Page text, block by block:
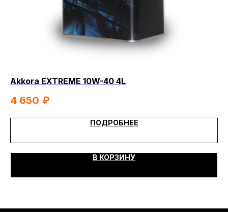
Akkora EXTREME 10W-40 4L
4 650 ₽
ПОДРОБНЕЕ
В КОРЗИНУ